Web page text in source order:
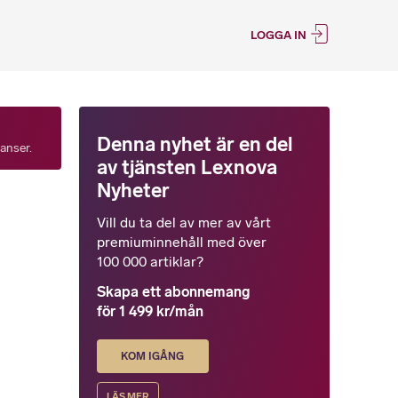
LOGGA IN
Denna nyhet är en del
av tjänsten Lexnova
Nyheter
Vill du ta del av mer av vårt
premiuminnehåll med över
100 000 artiklar?
Skapa ett abonnemang
för 1 499 kr/mån
KOM IGÅNG